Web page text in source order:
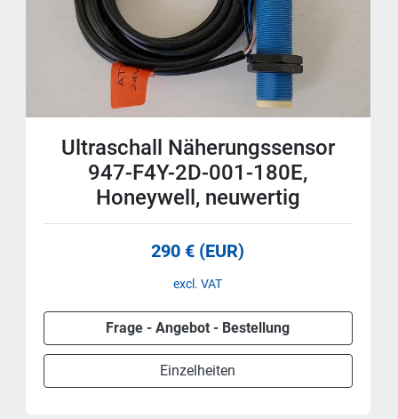
Ultraschall Näherungssensor
947-F4Y-2D-001-180E,
Honeywell, neuwertig
290 € (EUR)
excl. VAT
Frage - Angebot - Bestellung
Einzelheiten